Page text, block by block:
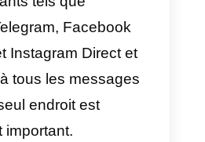
sans avoir à y
d’autres termes, grâce
nous pouvons
interagir avec nos